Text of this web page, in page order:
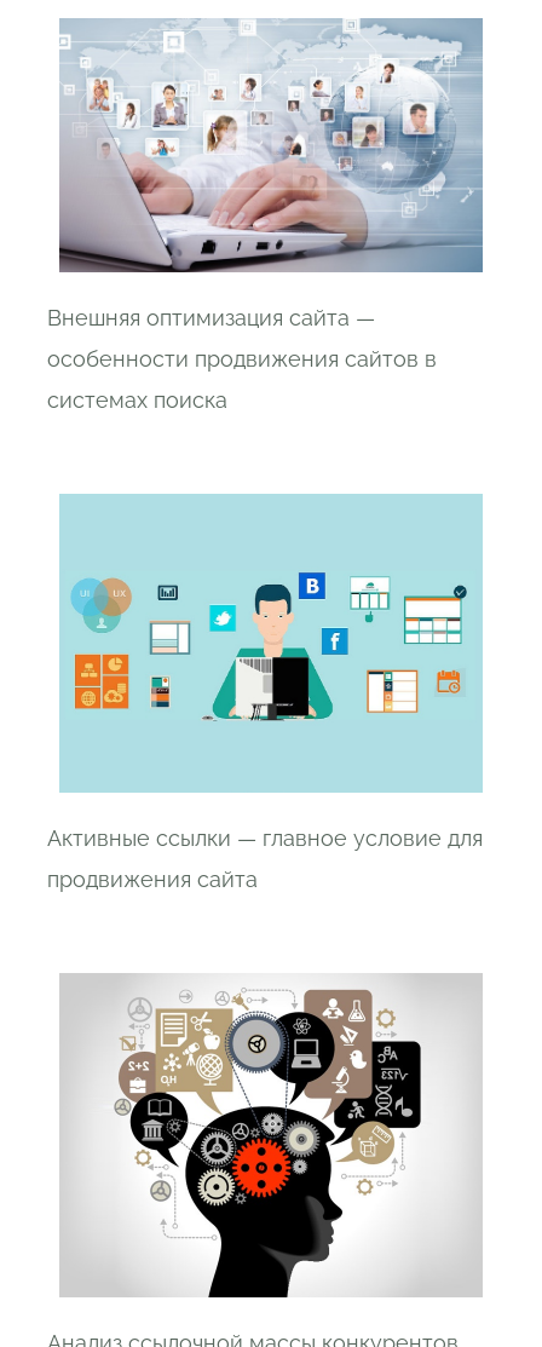
Внешняя оптимизация сайта —
особенности продвижения сайтов в
системах поиска
Активные ссылки — главное условие для
продвижения сайта